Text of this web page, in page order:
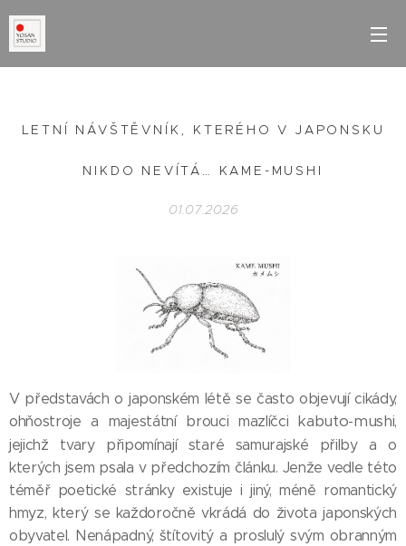
LETNÍ NÁVŠTĚVNÍK, KTERÉHO V JAPONSKU
NIKDO NEVÍTÁ… KAME-MUSHI
01.07.2026
V představách o japonském létě se často objevují cikády,
ohňostroje a majestátní brouci mazlíčci kabuto-mushi,
jejichž tvary připomínají staré samurajské přilby a o
kterých jsem psala v předchozím článku. Jenže vedle této
téměř poetické stránky existuje i jiný, méně romantický
hmyz, který se každoročně vkrádá do života japonských
obyvatel. Nenápadný, štítovitý a proslulý svým obranným